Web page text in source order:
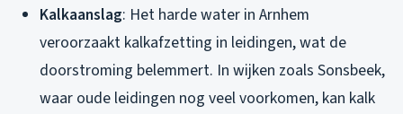
Kalkaanslag: Het harde water in Arnhem
veroorzaakt kalkafzetting in leidingen, wat de
doorstroming belemmert. In wijken zoals Sonsbeek,
waar oude leidingen nog veel voorkomen, kan kalk